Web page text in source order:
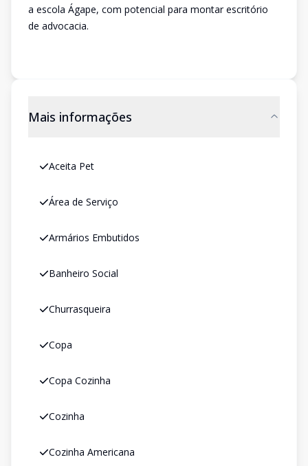
a escola Ágape, com potencial para montar escritório
de advocacia.
Mais informações
Aceita Pet
Área de Serviço
Armários Embutidos
Banheiro Social
Churrasqueira
Copa
Copa Cozinha
Cozinha
Cozinha Americana